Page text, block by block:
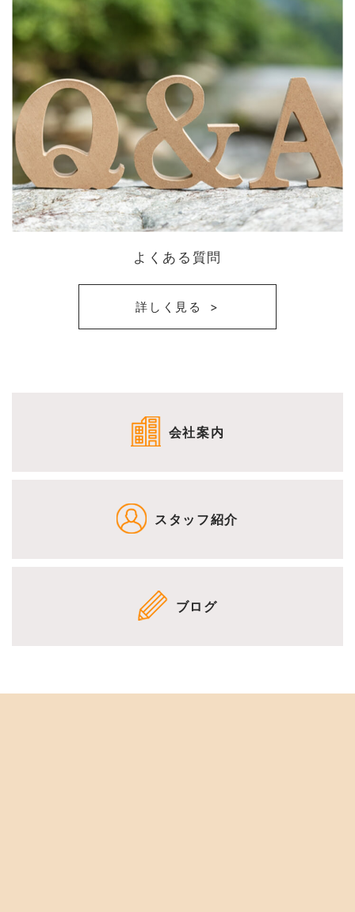
よくある質問
詳しく見る
会社案内
スタッフ紹介
ブログ